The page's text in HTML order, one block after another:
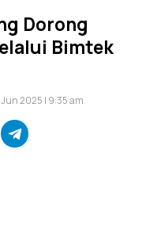
Dorong
Bimtek
Jun 2025 | 9:35 am